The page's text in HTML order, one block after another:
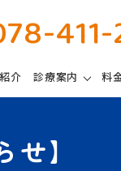
介 診療案内 料
】